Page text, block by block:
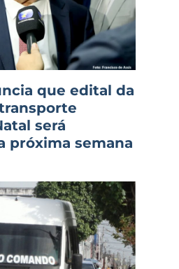
que edital da
será
próxima semana